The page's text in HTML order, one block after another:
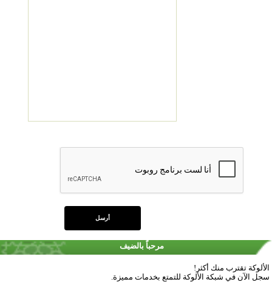
مرحباً بالضيف
الألوكة تقترب منك أكثر!
سجل الآن في شبكة الألوكة للتمتع بخدمات مميزة.